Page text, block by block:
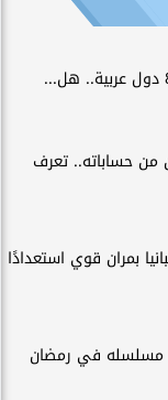
4 لاعبين من حساباته.. تعرف
بمران قوي استعدادًا
مسلسله في رمضان